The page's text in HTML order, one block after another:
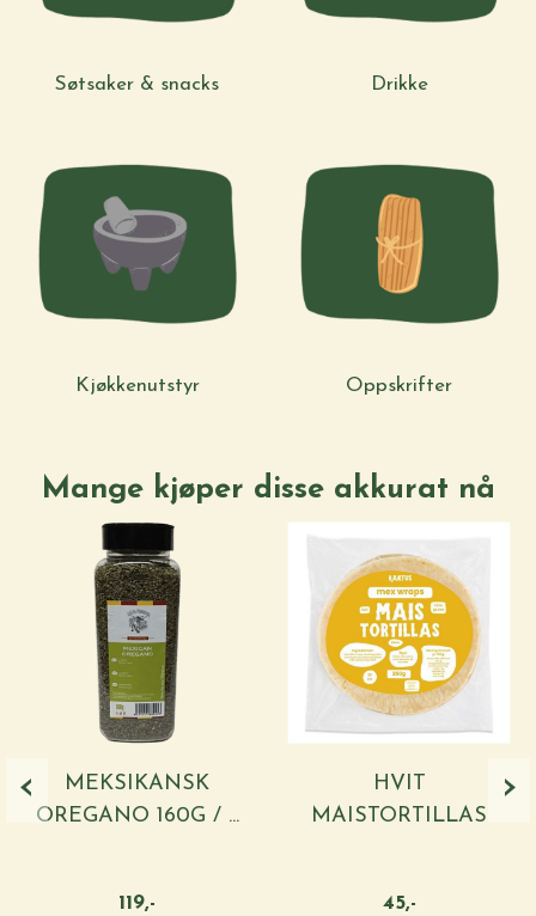
Søtsaker & snacks Drikke
Kjøkkenutstyr Oppskrifter
Mange kjøper disse akkurat nå
MEKSIKANSK
OREGANO 160G / ...
119,-
HVIT
MAISTORTILLAS
45,-
‹ ›